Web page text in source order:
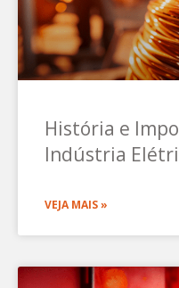
História e
Indústria
VEJA MAIS »